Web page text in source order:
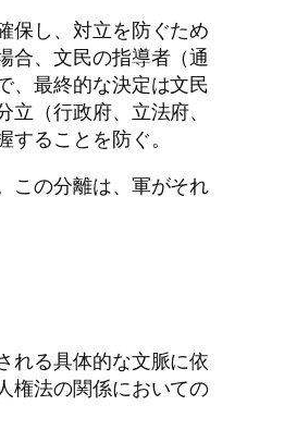
保し、対立を防ぐため
合、文民の指導者（通
、最終的な決定は文民
（行政府、立法府、
ることを防ぐ。
この分離は、軍がそれ
れる具体的な文脈に依
権法の関係においての